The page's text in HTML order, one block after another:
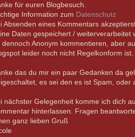
für euren Blogbesuch.
Information zum Datenschutz
Absenden eines Kommentars
Daten gespeichert /
dennoch Anonym kommentieren, aber
leider noch nicht Regelkonform ist.
das du mir ein paar Gedanken da
es sei den es ist Spam, oder
nächster Gelegenheit komme ich dich
hinterlassen. Fragen
ganz lieben Gruß